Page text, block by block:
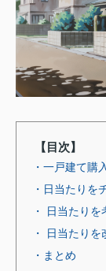
【目次】
・一戸建て購
・日当たりを
・ 日当たり
・ 日当たり
・まとめ